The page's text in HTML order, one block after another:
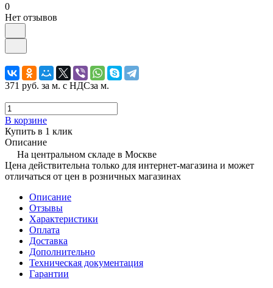
0
Нет отзывов
371 руб. за м. с НДСза м.
В корзине
Купить в 1 клик
Описание
На центральном складе в Москве
Цена действительна только для интернет-магазина и может
отличаться от цен в розничных магазинах
Описание
Отзывы
Характеристики
Оплата
Доставка
Дополнительно
Техническая документация
Гарантии